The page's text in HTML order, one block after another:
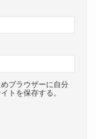
ブラウザーに自分
トを保存する。